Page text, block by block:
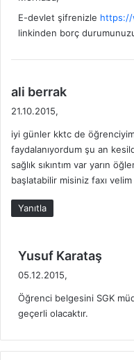
k
i
E-devlet şifrenizle https://
linkinden borç
ali berrak
i
k
i
:
21.10.2015,
iyi günler kktc de
faydalanıyordum şu an
sağlık sıkıntım var yarın
başlatabilir misiniz faxı
Yanıtla
Yusuf Karataş
i
:
05.12.2015,
Öğrenci belgesini SGK
geçerli olacaktır.